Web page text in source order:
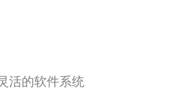
活的软件系统